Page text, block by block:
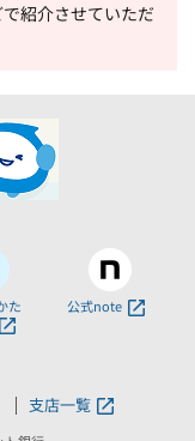
紹介させていただ
た
公式note
支店一覧